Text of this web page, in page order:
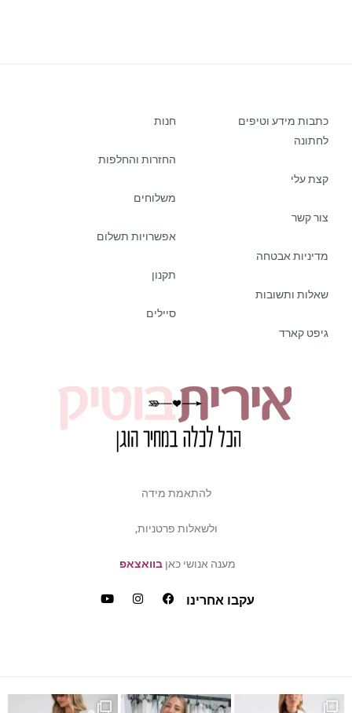
כתבות מידע וטיפים
לחתונה
קצת עלי
צור קשר
מדיניות אבטחה
שאלות ותשובות
גיפט קארד
חנות
החזרות והחלפות
משלוחים
אפשרויות תשלום
תקנון
סיילים
להתאמת מידה
ולשאלות פרטניות,
מענה אנושי כאןבוואצאפ
עקבו אחרינו
של פלאס סייז / מיד סכמה ביקשתן שהשמלה הזאת תחזו